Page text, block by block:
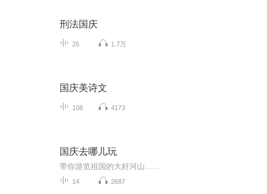
刑法国庆
26 1.7万
国庆美诗文
108 4173
国庆去哪儿玩
带你游览祖国的大好河山……
14 2687